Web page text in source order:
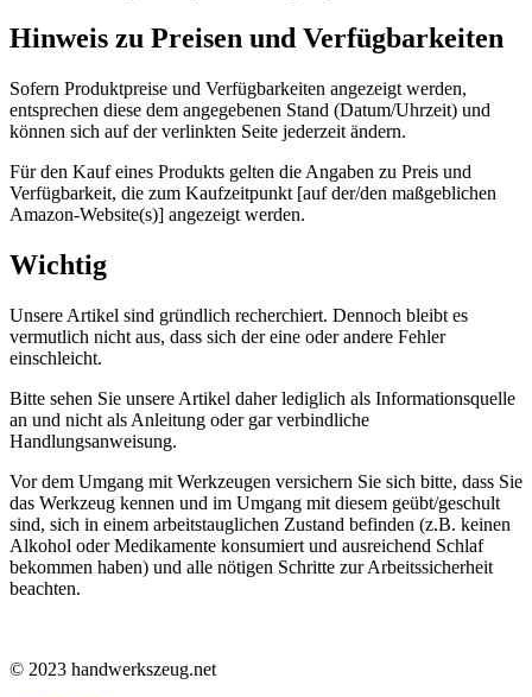
Hinweis zu Preisen und Verfügbarkeiten
Sofern Produktpreise und Verfügbarkeiten angezeigt werden,
entsprechen diese dem angegebenen Stand (Datum/Uhrzeit) und
können sich auf der verlinkten Seite jederzeit ändern.
Für den Kauf eines Produkts gelten die Angaben zu Preis und
Verfügbarkeit, die zum Kaufzeitpunkt [auf der/den maßgeblichen
Amazon-Website(s)] angezeigt werden.
Wichtig
Unsere Artikel sind gründlich recherchiert. Dennoch bleibt es
vermutlich nicht aus, dass sich der eine oder andere Fehler
einschleicht.
Bitte sehen Sie unsere Artikel daher lediglich als Informationsquelle
an und nicht als Anleitung oder gar verbindliche
Handlungsanweisung.
Vor dem Umgang mit Werkzeugen versichern Sie sich bitte, dass Sie
das Werkzeug kennen und im Umgang mit diesem geübt/geschult
sind, sich in einem arbeitstauglichen Zustand befinden (z.B. keinen
Alkohol oder Medikamente konsumiert und ausreichend Schlaf
bekommen haben) und alle nötigen Schritte zur Arbeitssicherheit
beachten.
© 2023 handwerkszeug.net